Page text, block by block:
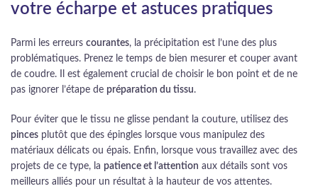
votre écharpe et astuces pratiques
Parmi les erreurs courantes, la précipitation est l’une des plus
problématiques. Prenez le temps de bien mesurer et couper avant
de coudre. Il est également crucial de choisir le bon point et de ne
pas ignorer l’étape de préparation du tissu.
Pour éviter que le tissu ne glisse pendant la couture, utilisez des
pinces plutôt que des épingles lorsque vous manipulez des
matériaux délicats ou épais. Enfin, lorsque vous travaillez avec des
projets de ce type, la patience et l’attention aux détails sont vos
meilleurs alliés pour un résultat à la hauteur de vos attentes.